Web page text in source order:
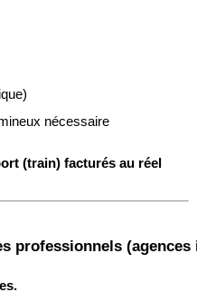
nécessaire
(train) facturés au réel
professionnels